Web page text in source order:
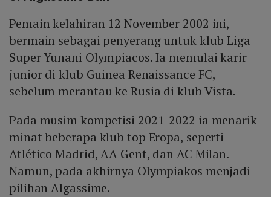
Pemain kelahiran 12 November 2002 ini,
bermain sebagai penyerang untuk klub Liga
Super Yunani Olympiacos. Ia memulai karir
junior di klub Guinea Renaissance FC,
sebelum merantau ke Rusia di klub Vista.
Pada musim kompetisi 2021-2022 ia menarik
minat beberapa klub top Eropa, seperti
Atlético Madrid, AA Gent, dan AC Milan.
Namun, pada akhirnya Olympiakos menjadi
pilihan Algassime.